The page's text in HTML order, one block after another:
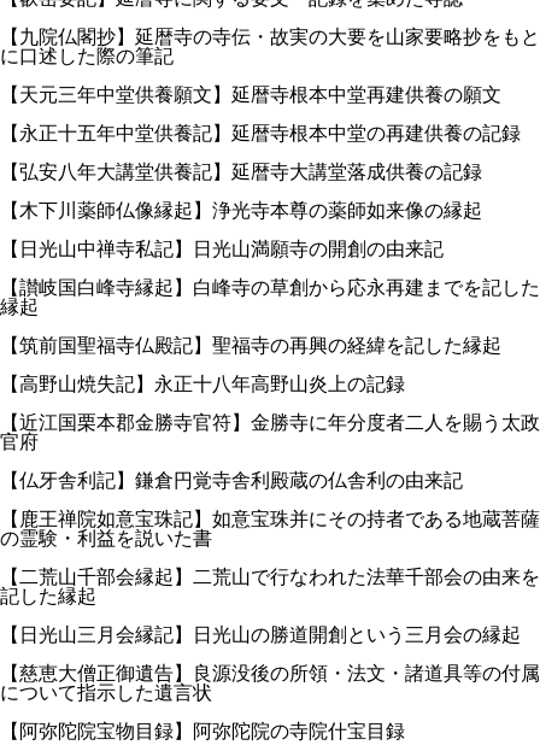
【九院仏閣抄】延暦寺の寺伝・故実の大要を山家要略抄をもと
に口述した際の筆記
【天元三年中堂供養願文】延暦寺根本中堂再建供養の願文
【永正十五年中堂供養記】延暦寺根本中堂の再建供養の記録
【弘安八年大講堂供養記】延暦寺大講堂落成供養の記録
【木下川薬師仏像縁起】浄光寺本尊の薬師如来像の縁起
【日光山中禅寺私記】日光山満願寺の開創の由来記
【讃岐国白峰寺縁起】白峰寺の草創から応永再建までを記した
縁起
【筑前国聖福寺仏殿記】聖福寺の再興の経緯を記した縁起
【高野山焼失記】永正十八年高野山炎上の記録
【近江国栗本郡金勝寺官符】金勝寺に年分度者二人を賜う太政
官府
【仏牙舎利記】鎌倉円覚寺舎利殿蔵の仏舎利の由来記
【鹿王禅院如意宝珠記】如意宝珠并にその持者である地蔵菩薩
の霊験・利益を説いた書
【二荒山千部会縁起】二荒山で行なわれた法華千部会の由来を
記した縁起
【日光山三月会縁記】日光山の勝道開創という三月会の縁起
【慈恵大僧正御遺告】良源没後の所領・法文・諸道具等の付属
について指示した遺言状
【阿弥陀院宝物目録】阿弥陀院の寺院什宝目録